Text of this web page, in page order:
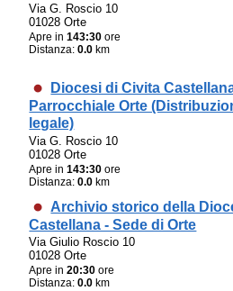
Via G. Roscio 10
01028 Orte
Apre in143:30 ore
Distanza:0.0 km
Diocesi di Civita
Parrocchiale Orte
legale)
Via G. Roscio 10
01028 Orte
Apre in143:30 ore
Distanza:0.0 km
Archivio storico della
Castellana - Sede di Orte
Via Giulio Roscio 10
01028 Orte
Apre in20:30 ore
Distanza:0.0 km